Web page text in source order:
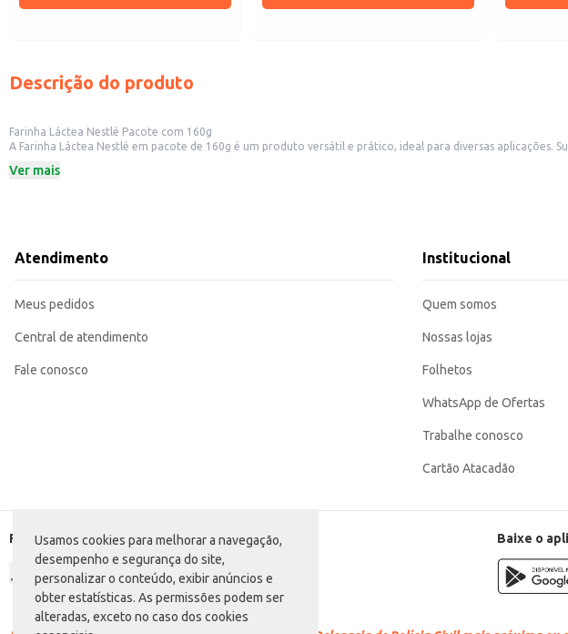
Usamos cookies para melhorar a navegação,
desempenho e segurança do site,
personalizar o conteúdo, exibir anúncios e
obter estatísticas. As permissões podem ser
alteradas, exceto no caso dos cookies
Descrição do produto
Farinha Láctea Nestlé Pacote com 160g
A Farinha Láctea Nestlé em pacote de 160g é um produto versátil e prático, ideal para diversas
Formato prático em pacote de 160g.
Adicione em vitaminas e shakes para incrementar a nutrição e o sabor.
A Farinha Láctea Nestlé oferece praticidade e sabor em porções convenientes, sendo uma opção
Ver mais
Atendimento
Meus pedidos
Central de atendimento
Fale conosco
Institucional
Quem somos
Nossas lojas
Folhetos
WhatsApp de Ofertas
Trabalhe conosco
Cartão Atacadão
Formas de pagamento Baixe o